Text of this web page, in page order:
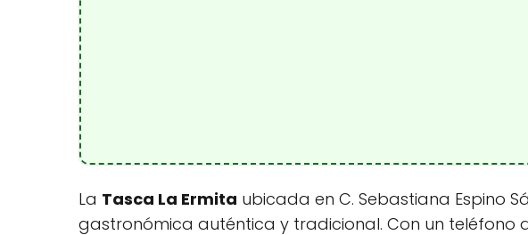
La Tasca La Ermita ubicada en C. Sebastiana Espino
gastronómica auténtica y tradicional. Con un teléfono